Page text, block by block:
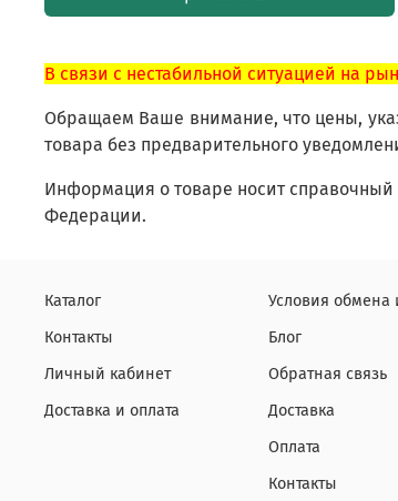
В связи с нестабильной ситуацией на
Обращаем Ваше внимание, что цены,
товара без предварительного
Информация о товаре носит справочный
Федерации.
Каталог
Контакты
Личный кабинет
Доставка и оплата
Условия обмена
Блог
Обратная связь
Доставка
Оплата
Контакты